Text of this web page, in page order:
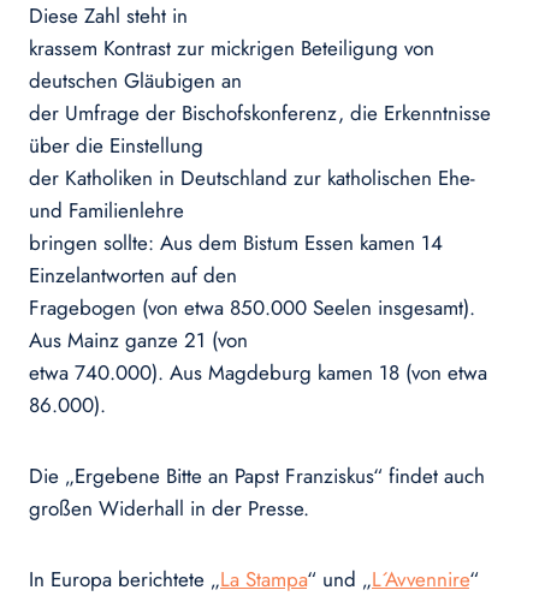
Diese Zahl steht in
krassem Kontrast zur mickrigen Beteiligung von
deutschen Gläubigen an
der Umfrage der Bischofskonferenz, die Erkenntnisse
über die Einstellung
der Katholiken in Deutschland zur katholischen Ehe-
und Familienlehre
bringen sollte: Aus dem Bistum Essen kamen 14
Einzelantworten auf den
Fragebogen (von etwa 850.000 Seelen insgesamt).
Aus Mainz ganze 21 (von
etwa 740.000). Aus Magdeburg kamen 18 (von etwa
86.000).
Die „Ergebene Bitte an Papst Franziskus“ findet auch
großen Widerhall in der Presse.
In Europa berichtete „La Stampa“ und „L´Avvennire“